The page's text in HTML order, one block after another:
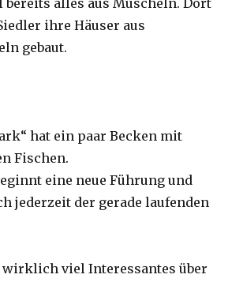
ihre Häuser aus
gebaut.
hat ein paar Becken mit
Fischen.
eine neue Führung und
jederzeit der gerade laufenden
viel Interessantes über